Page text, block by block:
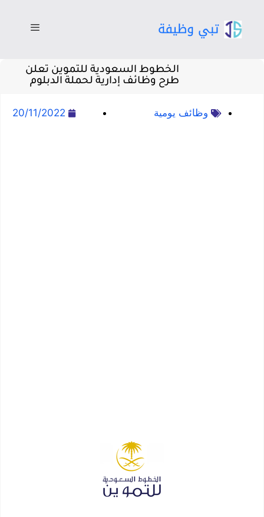
الخطوط السعودية للتموين تعلن
طرح وظائف إدارية لحملة الدبلوم
وظائف يومية 20/11/2022